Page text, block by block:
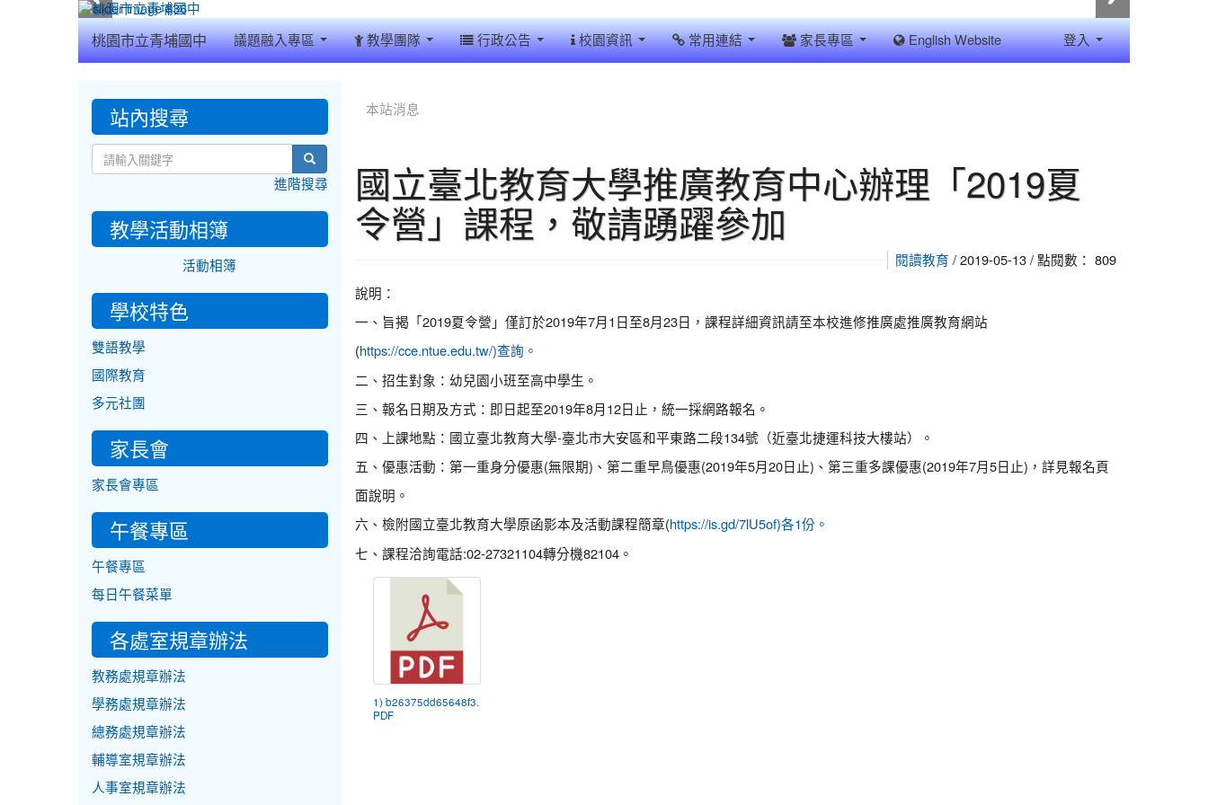
桃園市立青埔國中 議題融入專區 教學團隊 行政公告 校園資訊 常用連結 家長專區 English Website 登入
本站消息
國立臺北教育大學推廣教育中心辦理「2019夏
令營」課程，敬請踴躍參加
閱讀教育 / 2019-05-13 / 點閱數： 809
說明：
一、旨揭「2019夏令營」僅訂於2019年7月1日至8月23日，課程詳細資訊請至本校進修推廣處推廣教育網站
( https://cce.ntue.edu.tw/)查詢。
二、招生對象：幼兒園小班至高中學生。
三、報名日期及方式：即日起至2019年8月12日止，統一採網路報名。
四、上課地點：國立臺北教育大學-臺北市大安區和平東路二段134號（近臺北捷運科技大樓站）。
五、優惠活動：第一重身分優惠(無限期)、第二重早鳥優惠(2019年5月20日止)、第三重多課優惠(2019年7月5日止)，詳見報名頁
面說明。
六、檢附國立臺北教育大學原函影本及活動課程簡章( https://is.gd/7lU5of)各1份。
七、課程洽詢電話:02-27321104轉分機82104。
1) b26375dd65648f3.
PDF
::: 站內搜尋
search
進階搜尋
教學活動相簿
活動相簿
學校特色
雙語教學
國際教育
多元社團
家長會
家長會專區
午餐專區
午餐專區
每日午餐菜單
各處室規章辦法
教務處規章辦法
學務處規章辦法
總務處規章辦法
輔導室規章辦法
人事室規章辦法